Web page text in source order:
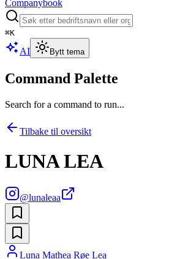
Companybook
⌘K
AI Bytt tema
Command Palette
Search for a command to run...
Tilbake til oversikt
LUNA LEA
@lunaleaa
Luna Mathea Røe Lea